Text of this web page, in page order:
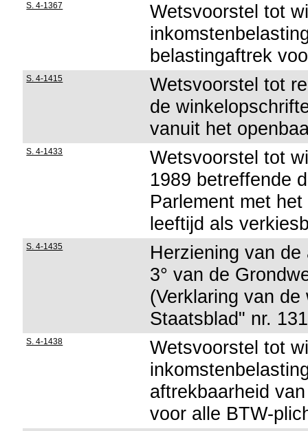
S. 4-1367
Wetsvoorstel tot
belastingaftrek
S. 4-1415
Wetsvoorstel tot
de
vanuit het
S. 4-1433
Wetsvoorstel tot
1989 betreffende
Parlement met
leeftijd als
S. 4-1435
Herziening van
3° van de
(Verklaring van
Staatsblad" nr.
S. 4-1438
Wetsvoorstel tot
aftrekbaarheid
voor alle BTW-